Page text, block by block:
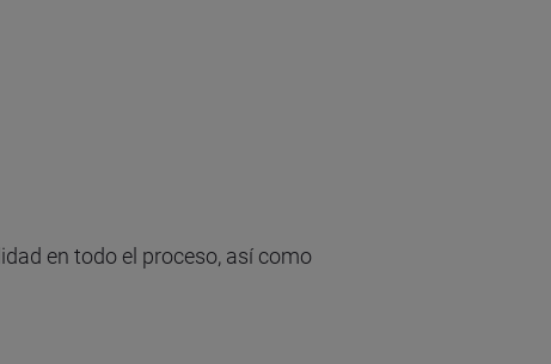
en todo el proceso, así como